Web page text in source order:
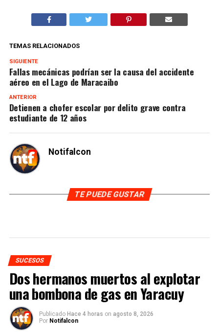
TEMAS RELACIONADOS
SIGUIENTE
Fallas mecánicas podrían ser la causa del accidente
aéreo en el Lago de Maracaibo
ANTERIOR
Detienen a chofer escolar por delito grave contra
estudiante de 12 años
Notifalcon
TE PUEDE GUSTAR
SUCESOS
Dos hermanos muertos al explotar
una bombona de gas en Yaracuy
Publicado Hace 4 horas on agosto 8, 2026
Por Notifalcon